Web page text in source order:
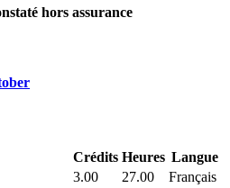
hors assurance
Crédits Heures Langue
3.00 27.00
Français